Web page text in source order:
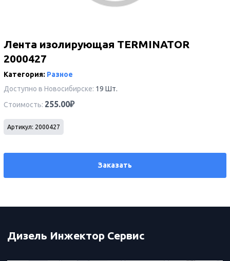
Лента изолирующая TERMINATOR
2000427
Категория: Разное
Доступно в Новосибирске: 19 Шт.
Стоимость: 255.00₽
Артикул: 2000427
Заказать
Имя
Телефон
Дизель Инжектор Сервис